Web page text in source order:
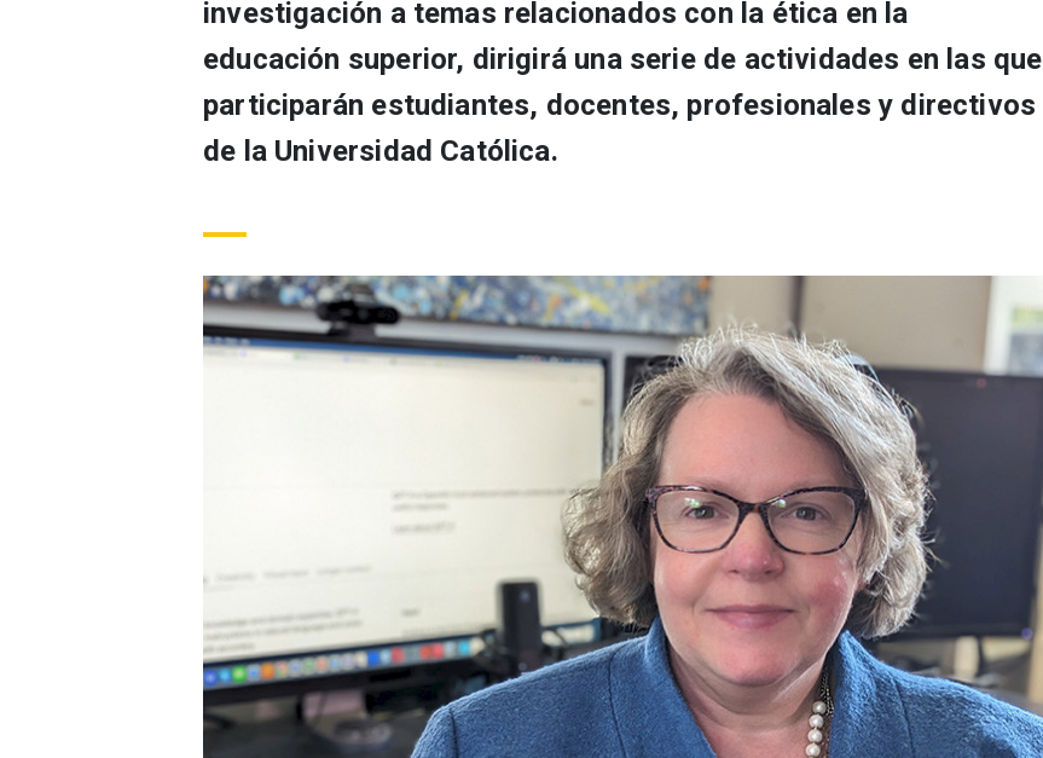
investigación a temas relacionados con la ética en la
educación superior, dirigirá una serie de actividades en las que
participarán estudiantes, docentes, profesionales y directivos
de la Universidad Católica.